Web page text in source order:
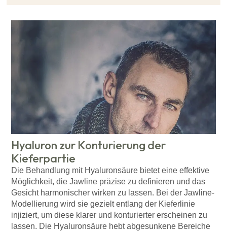
Hyaluron zur Konturierung der
Kieferpartie
Die Behandlung mit Hyaluronsäure bietet eine effektive
Möglichkeit, die Jawline präzise zu definieren und das
Gesicht harmonischer wirken zu lassen. Bei der Jawline-
Modellierung wird sie gezielt entlang der Kieferlinie
injiziert, um diese klarer und konturierter erscheinen zu
lassen. Die Hyaluronsäure hebt abgesunkene Bereiche